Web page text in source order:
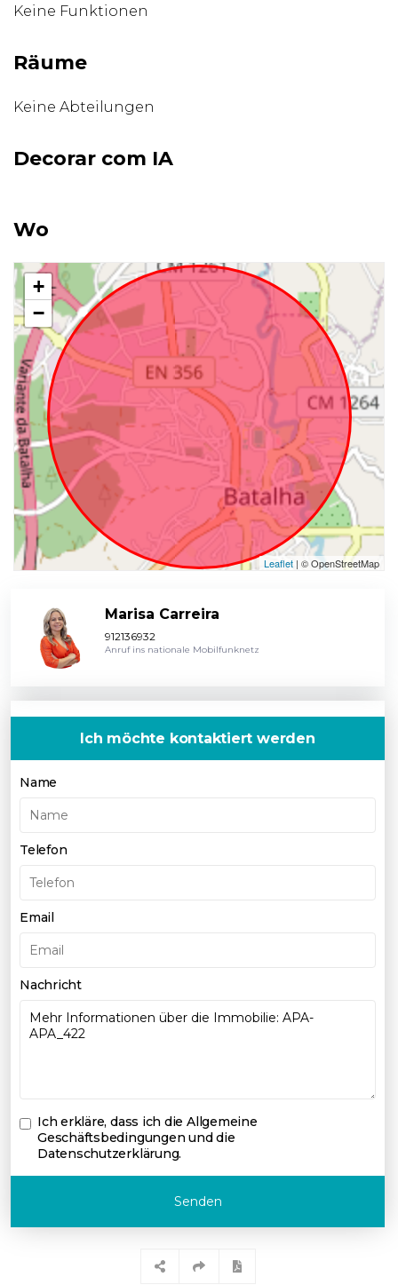
Keine Funktionen
Räume
Keine Abteilungen
Decorar com IA
Wo
+
−
Leaflet | © OpenStreetMap
Marisa Carreira
912136932
Anruf ins nationale Mobilfunknetz
Ich möchte kontaktiert werden
Name
Telefon
Email
Nachricht
Ich erkläre, dass ich dieAllgemeine
Geschäftsbedingungen und die
Datenschutzerklärung.
Senden